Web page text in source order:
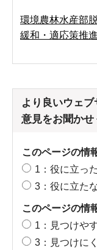
環境農林水産部
緩和・適応策推
より良いウェ
意見をお聞かせ
このページの情
1：役に立った
3：役に立た
このページの情
1：見つけや
3：見つけに